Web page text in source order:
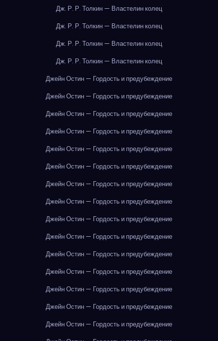
Дж. Р. Р. Толкин — Властелин колец
Дж. Р. Р. Толкин — Властелин колец
Дж. Р. Р. Толкин — Властелин колец
Дж. Р. Р. Толкин — Властелин колец
Джейн Остин — Гордость и предубеждение
Джейн Остин — Гордость и предубеждение
Джейн Остин — Гордость и предубеждение
Джейн Остин — Гордость и предубеждение
Джейн Остин — Гордость и предубеждение
Джейн Остин — Гордость и предубеждение
Джейн Остин — Гордость и предубеждение
Джейн Остин — Гордость и предубеждение
Джейн Остин — Гордость и предубеждение
Джейн Остин — Гордость и предубеждение
Джейн Остин — Гордость и предубеждение
Джейн Остин — Гордость и предубеждение
Джейн Остин — Гордость и предубеждение
Джейн Остин — Гордость и предубеждение
Джейн Остин — Гордость и предубеждение